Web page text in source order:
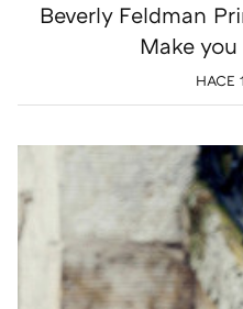
Beverly Feldman
Make
HACE